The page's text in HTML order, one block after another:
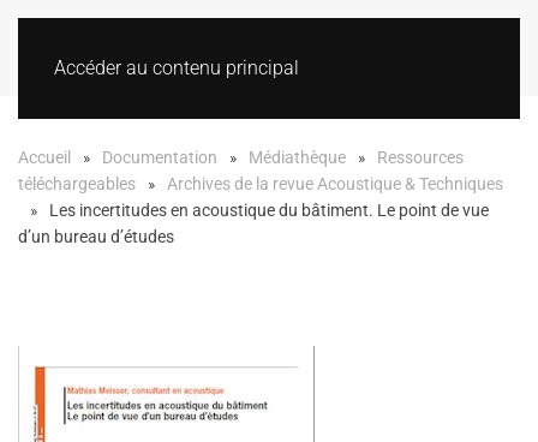
Accéder au contenu principal
Accueil Documentation Médiathèque
Ressources
téléchargeables
Archives de la revue Acoustique & Techniques
Les incertitudes en acoustique du bâtiment. Le point de vue
d’un bureau d’études